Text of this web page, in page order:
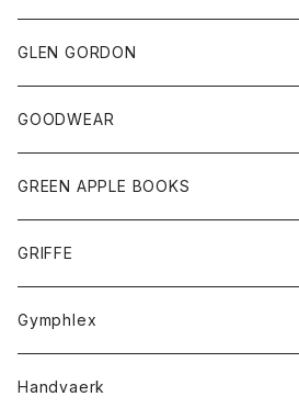
ネクタイ
チーフ
トップス
シャツ
タンクトップ
ボトム
ショートパンツ
スカート
レディース
スカート
Tシャツ
サンダル
トップス
Tシャツ
GLEN GORDON
グッズ
手袋
GOODWEAR
トップス
Tシャツ
GREEN APPLE BOOKS
GRIFFE
Gymphlex
アウター
Handvaerk